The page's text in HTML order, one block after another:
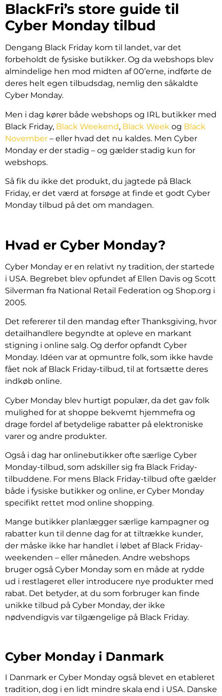
BlackFri’s store guide til
Cyber Monday tilbud
Dengang Black Friday kom til landet, var det
forbeholdt de fysiske butikker. Og da webshops blev
almindelige hen mod midten af 00’erne, indførte de
deres helt egen tilbudsdag, nemlig den såkaldte
Cyber Monday.
Men i dag kører både webshops og IRL butikker med
Black Friday, Black Weekend, Black Week og Black
November – eller hvad det nu kaldes. Men Cyber
Monday er der stadig – og gælder stadig kun for
webshops.
Så fik du ikke det produkt, du jagtede på Black
Friday, er det værd at forsøge at finde et godt Cyber
Monday tilbud på det om mandagen.
Hvad er Cyber Monday?
Cyber Monday er en relativt ny tradition, der startede
i USA. Begrebet blev opfundet af Ellen Davis og Scott
Silverman fra National Retail Federation og Shop.org i
2005.
Det refererer til den mandag efter Thanksgiving, hvor
detailhandlere begyndte at opleve en markant
stigning i online salg. Og derfor opfandt Cyber
Monday. Idéen var at opmuntre folk, som ikke havde
fået nok af Black Friday-tilbud, til at fortsætte deres
indkøb online.
Cyber Monday blev hurtigt populær, da det gav folk
mulighed for at shoppe bekvemt hjemmefra og
drage fordel af betydelige rabatter på elektroniske
varer og andre produkter.
Også i dag har onlinebutikker ofte særlige Cyber
Monday-tilbud, som adskiller sig fra Black Friday-
tilbuddene. For mens Black Friday-tilbud ofte gælder
både i fysiske butikker og online, er Cyber Monday
specifikt rettet mod online shopping.
Mange butikker planlægger særlige kampagner og
rabatter kun til denne dag for at tiltrække kunder,
der måske ikke har handlet i løbet af Black Friday-
weekenden – eller måneden. Andre webshops
bruger også Cyber Monday som en måde at rydde
ud i restlageret eller introducere nye produkter med
rabat. Det betyder, at du som forbruger kan finde
unikke tilbud på Cyber Monday, der ikke
nødvendigvis var tilgængelige på Black Friday.
Cyber Monday i Danmark
I Danmark er Cyber Monday også blevet en etableret
tradition, dog i en lidt mindre skala end i USA. Danske